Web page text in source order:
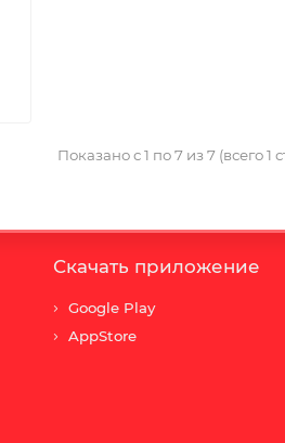
Показано с 1 по 7 из 7 (всего 1
Скачать приложение
Google Play
AppStore